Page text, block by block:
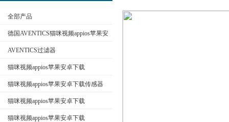
全部产品
德国AVENTICS猫咪视频appios苹果安
卓下载
AVENTICS过滤器
猫咪视频appios苹果安卓下载
AVENTICS换向阀
猫咪视频appios苹果安卓下载传感器
猫咪视频appios苹果安卓下载
AVENTICS电磁阀
猫咪视频appios苹果安卓下载